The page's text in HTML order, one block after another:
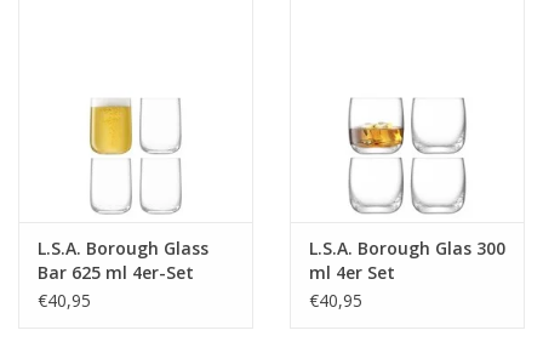
L.S.A. Borough Glass
Bar 625 ml 4er-Set
€40,95
L.S.A. Borough Glas 300
ml 4er Set
€40,95